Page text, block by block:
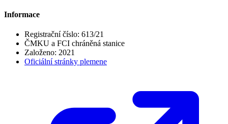
Informace
Registrační číslo: 613/21
ČMKU a FCI chráněná stanice
Založeno: 2021
Oficiální stránky plemene